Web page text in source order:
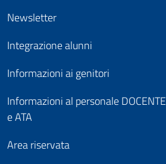
Newsletter
Integrazione alunni
Informazioni ai genitori
Informazioni al personale DOCENTE
e ATA
Area riservata